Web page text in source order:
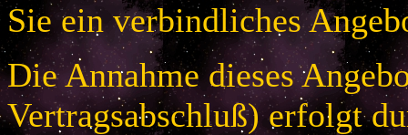
Sie ein verbindliches
Die Annahme dieses
Vertragsabschluß) erfolgt